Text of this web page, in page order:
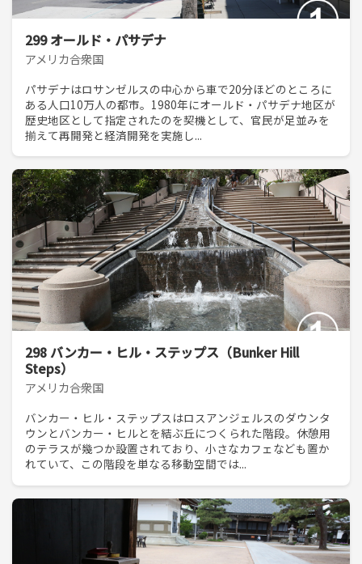
299 オールド・パサデナ
アメリカ合衆国
パサデナはロサンゼルスの中心から車で20分ほどのところに
ある人口10万人の都市。1980年にオールド・パサデナ地区が
歴史地区として指定されたのを契機として、官民が足並みを
揃えて再開発と経済開発を実施し...
298 バンカー・ヒル・ステップス（Bunker Hill
Steps）
アメリカ合衆国
バンカー・ヒル・ステップスはロスアンジェルスのダウンタ
ウンとバンカー・ヒルとを結ぶ丘につくられた階段。休憩用
のテラスが幾つか設置されており、小さなカフェなども置か
れていて、この階段を単なる移動空間では...